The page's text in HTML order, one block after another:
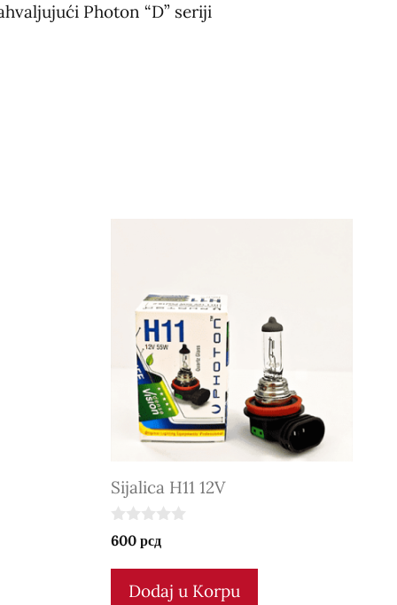
Photon “D” seriji
Sijalica H11 12V
0
o
600 рсд
Dodaj u Korpu